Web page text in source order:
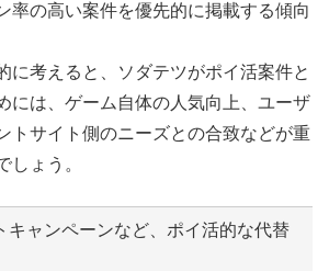
率の高い案件を優先的に掲載する傾向
に考えると、ソダテツがポイ活案件と
には、ゲーム自体の人気向上、ユーザ
トサイト側のニーズとの合致などが重
しょう。
キャンペーンなど、ポイ活的な代替